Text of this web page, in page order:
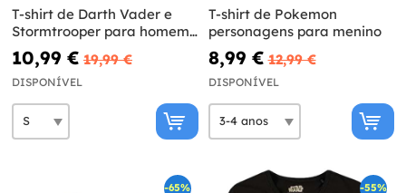
T-shirt de Darth Vader e
Stormtrooper para homem
- Star Wars
10,99 € 19,99 €
DISPONÍVEL
T-shirt de Pokemon
personagens para menino
8,99 € 12,99 €
DISPONÍVEL
-65% -55%